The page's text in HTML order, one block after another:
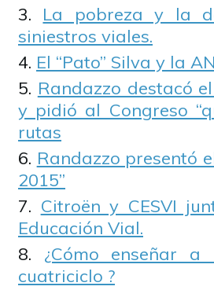
La pobreza y la
siniestros viales.
El “Pato” Silva y la
Randazzo destacó
y pidió al Congreso
rutas
Randazzo presentó
2015”
Citroën y CESVI
Educación Vial.
¿Cómo enseñar
cuatriciclo ?